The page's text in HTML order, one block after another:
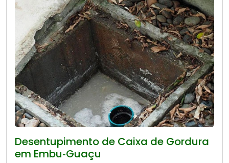
Desentupimento de Caixa de Gordura
em Embu‑Guaçu